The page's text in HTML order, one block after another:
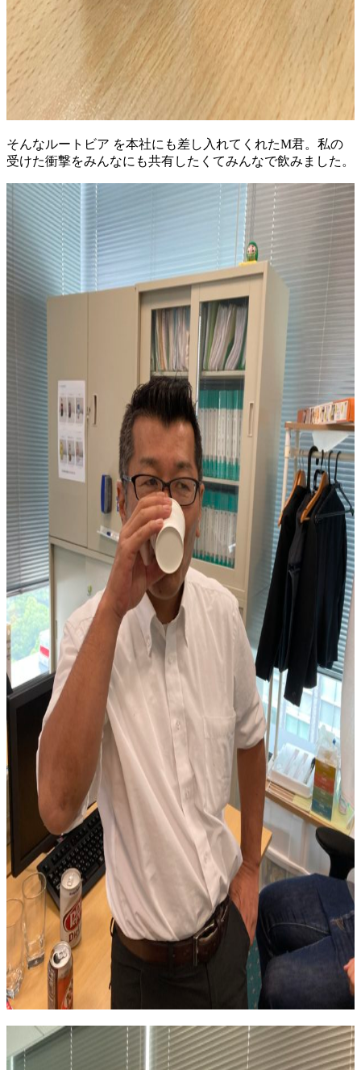
そんなルートビア を本社にも差し入れてくれたM君。私の
受けた衝撃をみんなにも共有したくてみんなで飲みました。